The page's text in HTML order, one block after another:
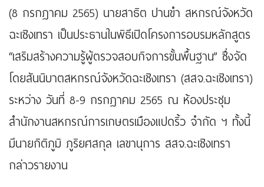
(8 กรกฎาคม 2565) นายสาธิต ปานขำ สหกรณ์จังหวัด
ฉะเชิงเทรา เป็นประธานในพิธีเปิดโครงการอบรมหลักสูตร
“เสริมสร้างความรู้ผู้ตรวจสอบกิจการขั้นพื้นฐาน” ซึ่งจัด
โดยสันนิบาตสหกรณ์จังหวัดฉะเชิงเทรา (สสจ.ฉะเชิงเทรา)
ระหว่าง วันที่ 8-9 กรกฎาคม 2565 ณ ห้องประชุม
สำนักงานสหกรณ์การเกษตรเมืองแปดริ้ว จำกัด ฯ ทั้งนี้
มีนายกิติภูมิ ภูริยศสกุล เลขานุการ สสจ.ฉะเชิงเทรา
กล่าวรายงาน